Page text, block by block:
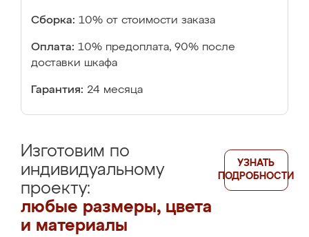
Сборка: 10% от стоимости заказа
Оплата: 10% предоплата, 90% после
доставки шкафа
Гарантия: 24 месяца
Изготовим по
индивидуальному
проекту:
любые размеры, цвета
и материалы
УЗНАТЬ
ПОДРОБНОСТИ